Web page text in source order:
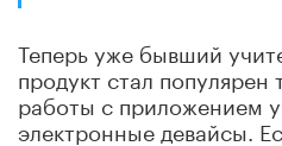
Теперь уже бывший
продукт стал популярен
работы с приложением
электронные девайсы.